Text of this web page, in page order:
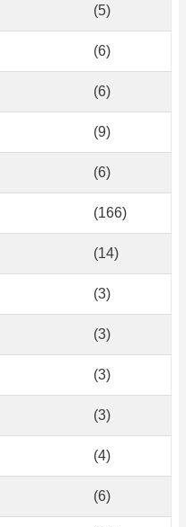
(5)
(6)
(6)
(9)
(6)
(166)
(14)
(3)
(3)
(3)
(3)
(4)
(6)